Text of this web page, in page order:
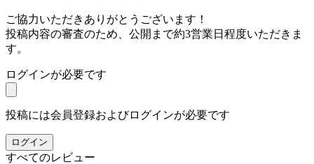
ご協力いただきありがとうございます！
投稿内容の審査のため、公開まで約3営業日程度いただきま
す。
ログインが必要です
投稿には会員登録およびログインが必要です
ログイン
すべてのレビュー